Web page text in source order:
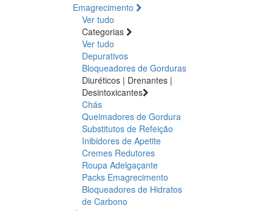
Emagrecimento
Ver tudo
Categorias
Ver tudo
Depurativos
Bloqueadores de Gorduras
Diuréticos | Drenantes |
Desintoxicantes
Chás
Queimadores de Gordura
Substitutos de Refeição
Inibidores de Apetite
Cremes Redutores
Roupa Adelgaçante
Packs Emagrecimento
Bloqueadores de Hidratos
de Carbono